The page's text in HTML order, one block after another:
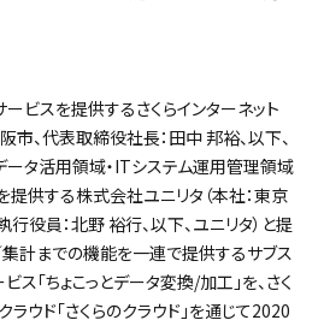
ビスを提供するさくらインターネット
市、代表取締役社長：田中 邦裕、以下、
ータ活用領域・ITシステム運用管理領域
提供する株式会社ユニリタ （本社：東京
行役員：北野 裕行、以下、ユニリタ）と提
計までの機能を一連で提供するサブス
ス「ちょこっとデータ変換/加工」を、さく
ラウド「さくらのクラウド 」を通じて2020